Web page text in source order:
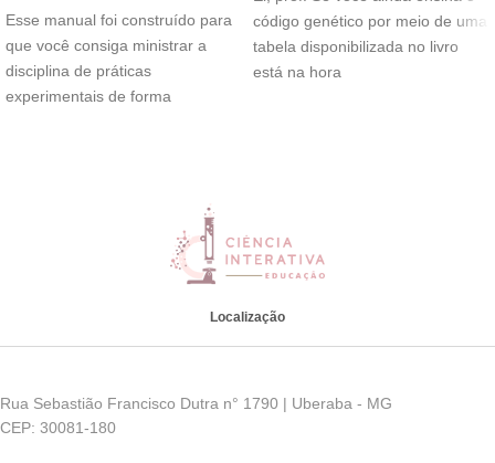
Esse manual foi construído para
que você consiga ministrar a
disciplina de práticas
experimentais de forma
código genético por meio de uma
tabela disponibilizada no livro
está na hora
Localização
Rua Sebastião Francisco Dutra n° 1790 | Uberaba - MG
CEP: 30081-180